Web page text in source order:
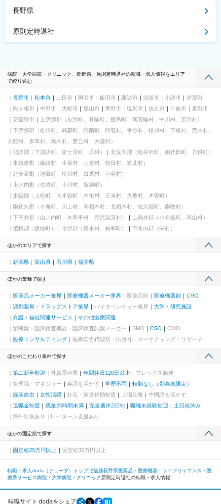
長野県
原則定時退社
病院・大学病院・クリニック、長野県、原則定時退社の転職・求人情報をエリア
で絞り込む
長野市 松本市 上田市 岡谷市 飯田市 諏訪市 須坂市 小諸市
伊那市
駒ヶ根市
中野市 大町市 飯山市 茅野市 塩尻市 佐久市 千曲市
東御市
安曇野市
上伊那郡（辰野町、箕輪町、飯島町、南箕輪村、中川村、宮田村）
下伊那郡（松川町、高森町、阿南町、阿智村、平谷村、根羽村、下條村、売木村、
天龍村、泰阜村、喬木村、豊丘村、大鹿村）
諏訪郡（下諏訪町、富士見町、原村）
北佐久郡（軽井沢町、御代田町、立科町）
東筑摩郡（麻績村、生坂村、山形村、朝日村、筑北村）
北安曇郡（池田町、松川村、白馬村、小谷村）
上水内郡（信濃町、小川村、飯綱町）
木曽郡（上松町、南木曽町、木祖村、王滝村、大桑村、木曽町）
南佐久郡（小海町、川上村、南相木村、北相木村、佐久穂町、南牧村）
下高井郡（山ノ内町、木島平村、野沢温泉村）
上高井郡（小布施町、高山村）
埴科郡（坂城町）
小県郡（青木村、長和町） 下水内郡（栄村）
ほかのエリアで探す
新潟県 富山県 石川県 福井県
ほかの業種で探す
医薬品メーカー業界 医療機器メーカー業界 医薬品卸 医療機器卸
CRO
調剤薬局・ドラッグストア業界
バイオベンチャー業界
大学・研究施設
介護・福祉関連サービス
その他医療関連
診断薬・臨床検査機器・臨床検査試薬メーカー
SMO CSO
CMO
医療コンサルティング
医療広告代理店・出版社・マーケティング・リサーチ
ほかのこだわり条件で探す
第二新卒歓迎 外資系企業 年間休日120日以上
フレックス勤務
管理職・マネジャー
英語を活かす 学歴不問
転勤なし（勤務地限定）
服装自由
女性活躍 社宅・家賃補助制度 上場企業
中国語を活かす
退職金制度
残業20時間未満 完全週休2日制 職種未経験歓迎
土日祝休み
海外出張あり
U・Iターン支援あり
ほかの固定給で探す
固定給25万円以上 固定給35万円以上
転職・求人doda（デューダ）トップ北信越長野県医薬品・医療機器・ライフサイエンス・医
療系サービス病院・大学病院・クリニック原則定時退社の転職・求人情報
転職サイト dodaをシェア